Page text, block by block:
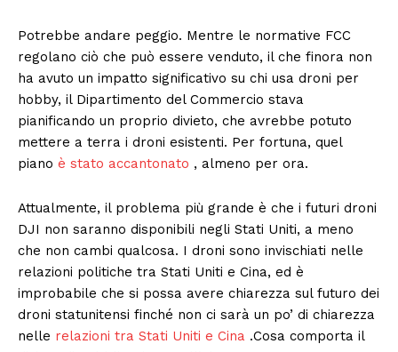
Potrebbe andare peggio. Mentre le normative FCC
regolano ciò che può essere venduto, il che finora non
ha avuto un impatto significativo su chi usa droni per
hobby, il Dipartimento del Commercio stava
pianificando un proprio divieto, che avrebbe potuto
mettere a terra i droni esistenti. Per fortuna, quel
piano è stato accantonato , almeno per ora.
Attualmente, il problema più grande è che i futuri droni
DJI non saranno disponibili negli Stati Uniti, a meno
che non cambi qualcosa. I droni sono invischiati nelle
relazioni politiche tra Stati Uniti e Cina, ed è
improbabile che si possa avere chiarezza sul futuro dei
droni statunitensi finché non ci sarà un po’ di chiarezza
nelle relazioni tra Stati Uniti e Cina .Cosa comporta il